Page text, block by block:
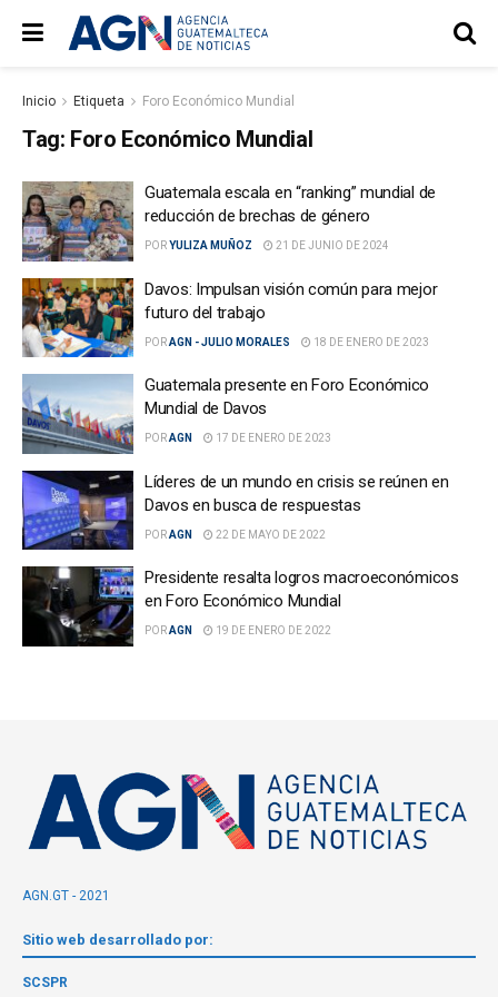
Inicio Etiqueta Foro Económico Mundial
Tag: Foro Económico Mundial
Guatemala escala en “ranking” mundial de
reducción de brechas de género
PORYULIZA MUÑOZ 21 DE JUNIO DE 2024
Davos: Impulsan visión común para mejor
futuro del trabajo
PORAGN - JULIO MORALES 18 DE ENERO DE 2023
Guatemala presente en Foro Económico
Mundial de Davos
PORAGN 17 DE ENERO DE 2023
Líderes de un mundo en crisis se reúnen en
Davos en busca de respuestas
PORAGN 22 DE MAYO DE 2022
Presidente resalta logros macroeconómicos
en Foro Económico Mundial
PORAGN 19 DE ENERO DE 2022
AGN.GT - 2021
Sitio web desarrollado por:
SCSPR